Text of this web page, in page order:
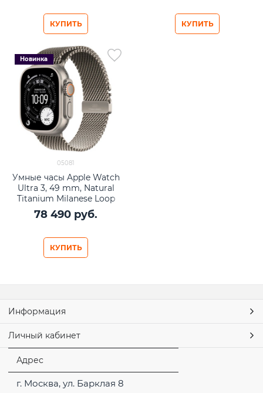
КУПИТЬ КУПИТЬ
Новинка
05081
Умные часы Apple Watch
Ultra 3, 49 mm, Natural
Titanium Milanese Loop
78 490 руб.
КУПИТЬ
Информация
Личный кабинет
Адрес
г. Москва, ул. Барклая 8